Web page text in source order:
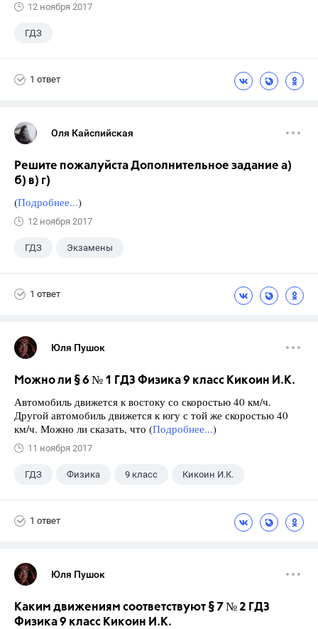
12 ноября 2017
ГДЗ
1 ответ
Оля Кайспийская
Решите пожалуйста Дополнительное задание а)
б) в) г)
(Подробнее...)
12 ноября 2017
ГДЗ Экзамены
1 ответ
Юля Пушок
Можно ли § 6 № 1 ГДЗ Физика 9 класс Кикоин И.К.
Автомобиль движется к востоку со скоростью 40 км/ч.
Другой автомобиль движется к югу с той же скоростью 40
км/ч. Можно ли сказать, что (Подробнее...)
11 ноября 2017
ГДЗ Физика 9 класс Кикоин И.К.
1 ответ
Юля Пушок
Каким движениям соответствуют § 7 № 2 ГДЗ
Физика 9 класс Кикоин И.К.